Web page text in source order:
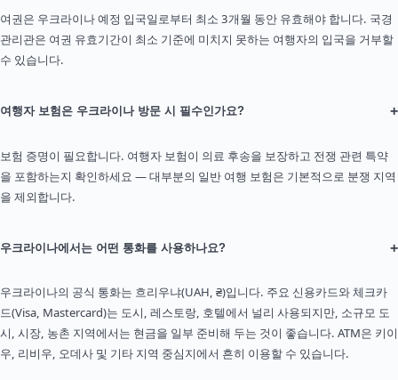
여권은 우크라이나 예정 입국일로부터 최소 3개월 동안 유효해야 합니다. 국경
관리관은 여권 유효기간이 최소 기준에 미치지 못하는 여행자의 입국을 거부할
수 있습니다.
여행자 보험은 우크라이나 방문 시 필수인가요? +
보험 증명이 필요합니다. 여행자 보험이 의료 후송을 보장하고 전쟁 관련 특약
을 포함하는지 확인하세요 — 대부분의 일반 여행 보험은 기본적으로 분쟁 지역
을 제외합니다.
우크라이나에서는 어떤 통화를 사용하나요? +
우크라이나의 공식 통화는 흐리우냐(UAH, ₴)입니다. 주요 신용카드와 체크카
드(Visa, Mastercard)는 도시, 레스토랑, 호텔에서 널리 사용되지만, 소규모 도
시, 시장, 농촌 지역에서는 현금을 일부 준비해 두는 것이 좋습니다. ATM은 키이
우, 리비우, 오데사 및 기타 지역 중심지에서 흔히 이용할 수 있습니다.